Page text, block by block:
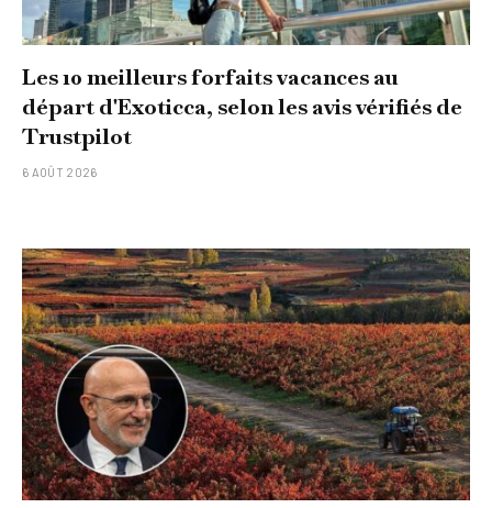
Les 10 meilleurs forfaits vacances au
départ d'Exoticca, selon les avis vérifiés de
Trustpilot
6 AOÛT 2026